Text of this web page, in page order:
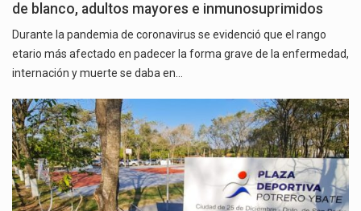
de blanco, adultos mayores e inmunosuprimidos
Durante la pandemia de coronavirus se evidenció que el rango
etario más afectado en padecer la forma grave de la enfermedad,
internación y muerte se daba en…